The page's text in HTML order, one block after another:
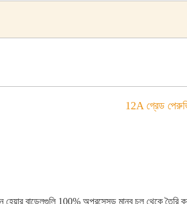
12A গ্রেড
হেয়ার বান্ডেলগুলি 100% অপ্রসেসড মানব চুল থেকে